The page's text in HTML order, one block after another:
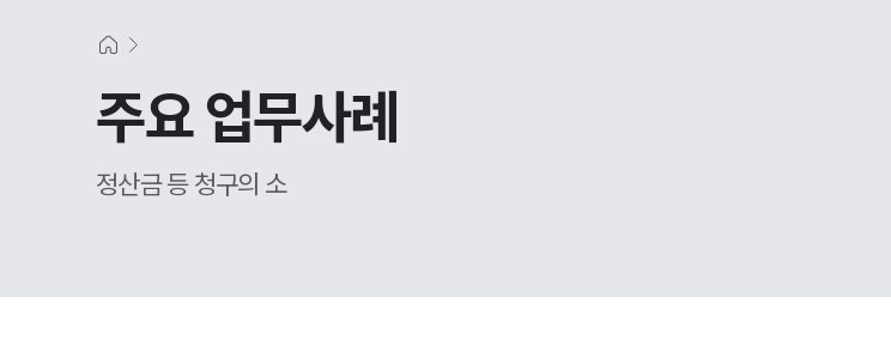
주요 업무사례
정산금 등 청구의 소